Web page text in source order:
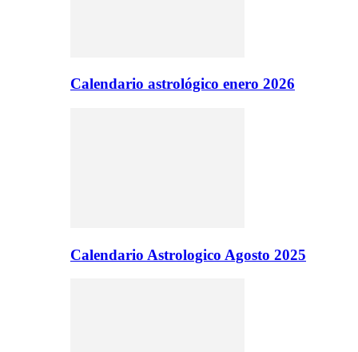
Calendario astrológico enero 2026
Calendario Astrologico Agosto 2025